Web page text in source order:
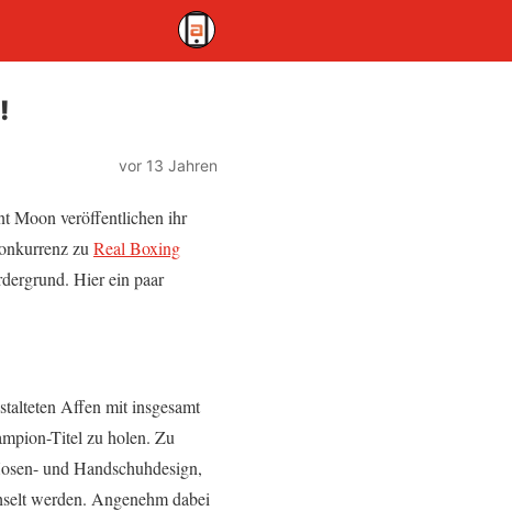
vor 13 Jahren
Moon veröffentlichen ihr
zu Real Boxing
Hier ein paar
Affen mit insgesamt
Titel zu holen. Zu
und Handschuhdesign,
werden. Angenehm dabei